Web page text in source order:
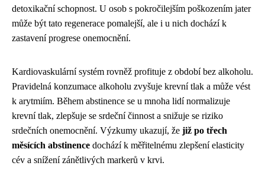
detoxikační schopnost. U osob s pokročilejším poškozením jater
může být tato regenerace pomalejší, ale i u nich dochází k
zastavení progrese onemocnění.
Kardiovaskulární systém rovněž profituje z období bez alkoholu.
Pravidelná konzumace alkoholu zvyšuje krevní tlak a může vést
k arytmiím. Během abstinence se u mnoha lidí normalizuje
krevní tlak, zlepšuje se srdeční činnost a snižuje se riziko
srdečních onemocnění. Výzkumy ukazují, že již po třech
měsících abstinence dochází k měřitelnému zlepšení elasticity
cév a snížení zánětlivých markerů v krvi.